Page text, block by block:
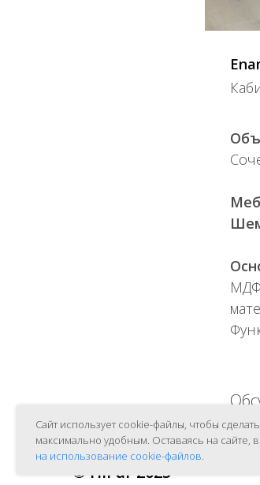
Сайт использует cookie-файлы, чтобы
максимально удобным. Оставаясь на сайте,
на использование cookie-файлов.
© HiFur 2025